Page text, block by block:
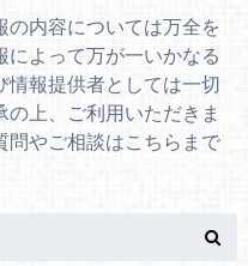
の内容については万全を
よって万が一いかなる
情報提供者としては一切
上、ご利用いただきま
問やご相談はこちら まで